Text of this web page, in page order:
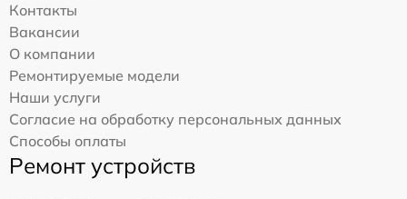
Контакты
Вакансии
О компании
Ремонтируемые модели
Наши услуги
Согласие на обработку персональных данных
Способы оплаты
Ремонт устройств